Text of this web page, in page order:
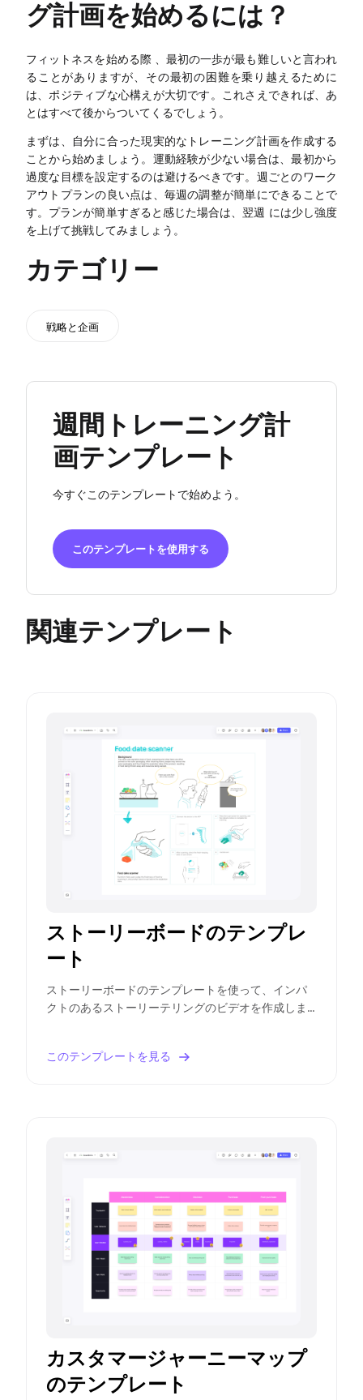
グ計画を始めるには？
フィットネスを始める際 、最初の一歩が最も難しいと言われ
ることがありますが、その最初の困難を乗り越えるために
は、ポジティブな心構えが大切です。これさえできれば、あ
とはすべて後からついてくるでしょう。
まずは、自分に合った現実的なトレーニング計画を作成する
ことから始めましょう。運動経験が少ない場合は、最初から
過度な目標を設定するのは避けるべきです。週ごとのワーク
アウトプランの良い点は、毎週の調整が簡単にできることで
す。プランが簡単すぎると感じた場合は、翌週 には少し強度
を上げて挑戦してみましょう。
カテゴリー
戦略と企画
週間トレーニング計
画テンプレート
今すぐこのテンプレートで始めよう。
このテンプレートを使用する
関連テンプレート
ストーリーボードのテンプレ
ート
ストーリーボードのテンプレートを使って、インパ
クトのあるストーリーテリングのビデオを作成しま
このテンプレートを見る
カスタマージャーニーマップ
のテンプレート